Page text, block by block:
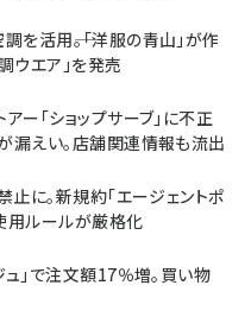
活用――。「洋服の青山」が作
ウエア」を発売
ー「ショップサーブ」に不正
漏えい。店舗関連情報も流出
に。新規約「エージェントポ
用ルールが厳格化
」で注文額17％増。買い物